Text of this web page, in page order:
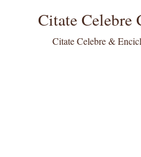
Citate Celebre
Citate Celebre &